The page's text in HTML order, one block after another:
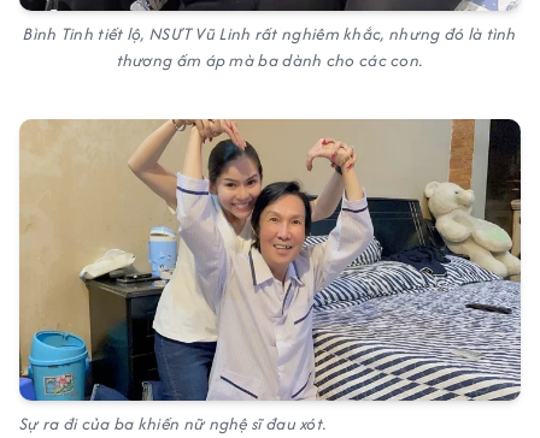
Bình Tinh tiết lộ, NSƯT Vũ Linh rất nghiêm khắc, nhưng đó là tình
thương ấm áp mà ba dành cho các con.
Sự ra đi của ba khiến nữ nghệ sĩ đau xót.